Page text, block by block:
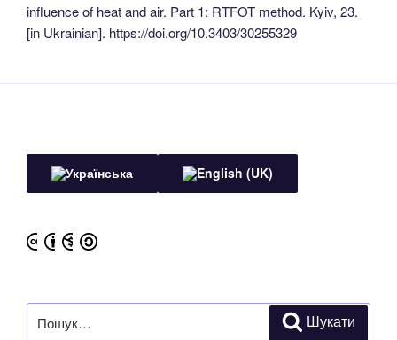
influence of heat and air. Part 1: RTFOT method. Kyiv, 23.
[in Ukrainian]. https://doi.org/10.3403/30255329
за
Шукати